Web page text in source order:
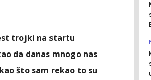
trojki na startu
da danas mnogo nas
što sam rekao to su